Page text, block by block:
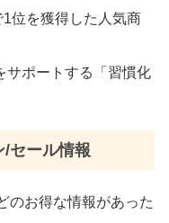
位を獲得した人気商
サポートする「習慣化
セール情報
のお得な情報があった